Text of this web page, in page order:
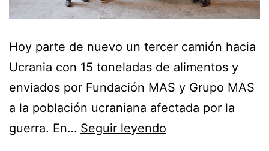
Hoy parte de nuevo un tercer camión hacia
Ucrania con 15 toneladas de alimentos y
enviados por Fundación MAS y Grupo MAS
a la población ucraniana afectada por la
guerra. En… Seguir leyendo